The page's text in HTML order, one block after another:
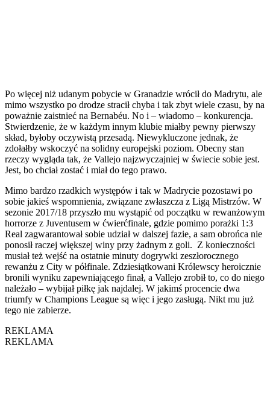
Po więcej niż udanym pobycie w Granadzie wrócił do Madrytu, ale
mimo wszystko po drodze stracił chyba i tak zbyt wiele czasu, by na
poważnie zaistnieć na Bernabéu. No i – wiadomo – konkurencja.
Stwierdzenie, że w każdym innym klubie miałby pewny pierwszy
skład, byłoby oczywistą przesadą. Niewykluczone jednak, że
zdołałby wskoczyć na solidny europejski poziom. Obecny stan
rzeczy wygląda tak, że Vallejo najzwyczajniej w świecie sobie jest.
Jest, bo chciał zostać i miał do tego prawo.
Mimo bardzo rzadkich występów i tak w Madrycie pozostawi po
sobie jakieś wspomnienia, związane zwłaszcza z Ligą Mistrzów. W
sezonie 2017/18 przyszło mu wystąpić od początku w rewanżowym
horrorze z Juventusem w ćwierćfinale, gdzie pomimo porażki 1:3
Real zagwarantował sobie udział w dalszej fazie, a sam obrońca nie
ponosił raczej większej winy przy żadnym z goli. Z konieczności
musiał też wejść na ostatnie minuty dogrywki zeszłorocznego
rewanżu z City w półfinale. Zdziesiątkowani Królewscy heroicznie
bronili wyniku zapewniającego finał, a Vallejo zrobił to, co do niego
należało – wybijał piłkę jak najdalej. W jakimś procencie dwa
triumfy w Champions League są więc i jego zasługą. Nikt mu już
tego nie zabierze.
REKLAMA
REKLAMA